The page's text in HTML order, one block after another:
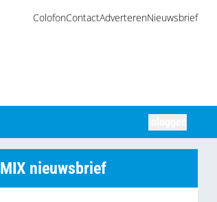
ColofonContactAdverterenNieuwsbrief
MIX nieuwsbrief